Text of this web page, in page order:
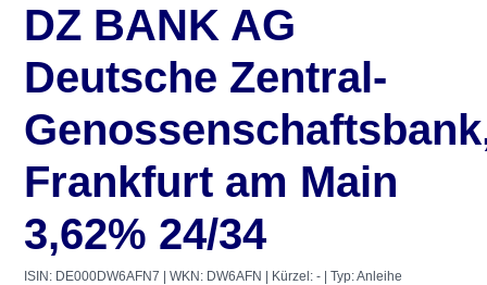
DZ BANK AG
Deutsche Zentral-
Frankfurt am Main
3,62% 24/34
ISIN: DE000DW6AFN7 | WKN: DW6AFN | Kürzel: - | Typ: Anleihe